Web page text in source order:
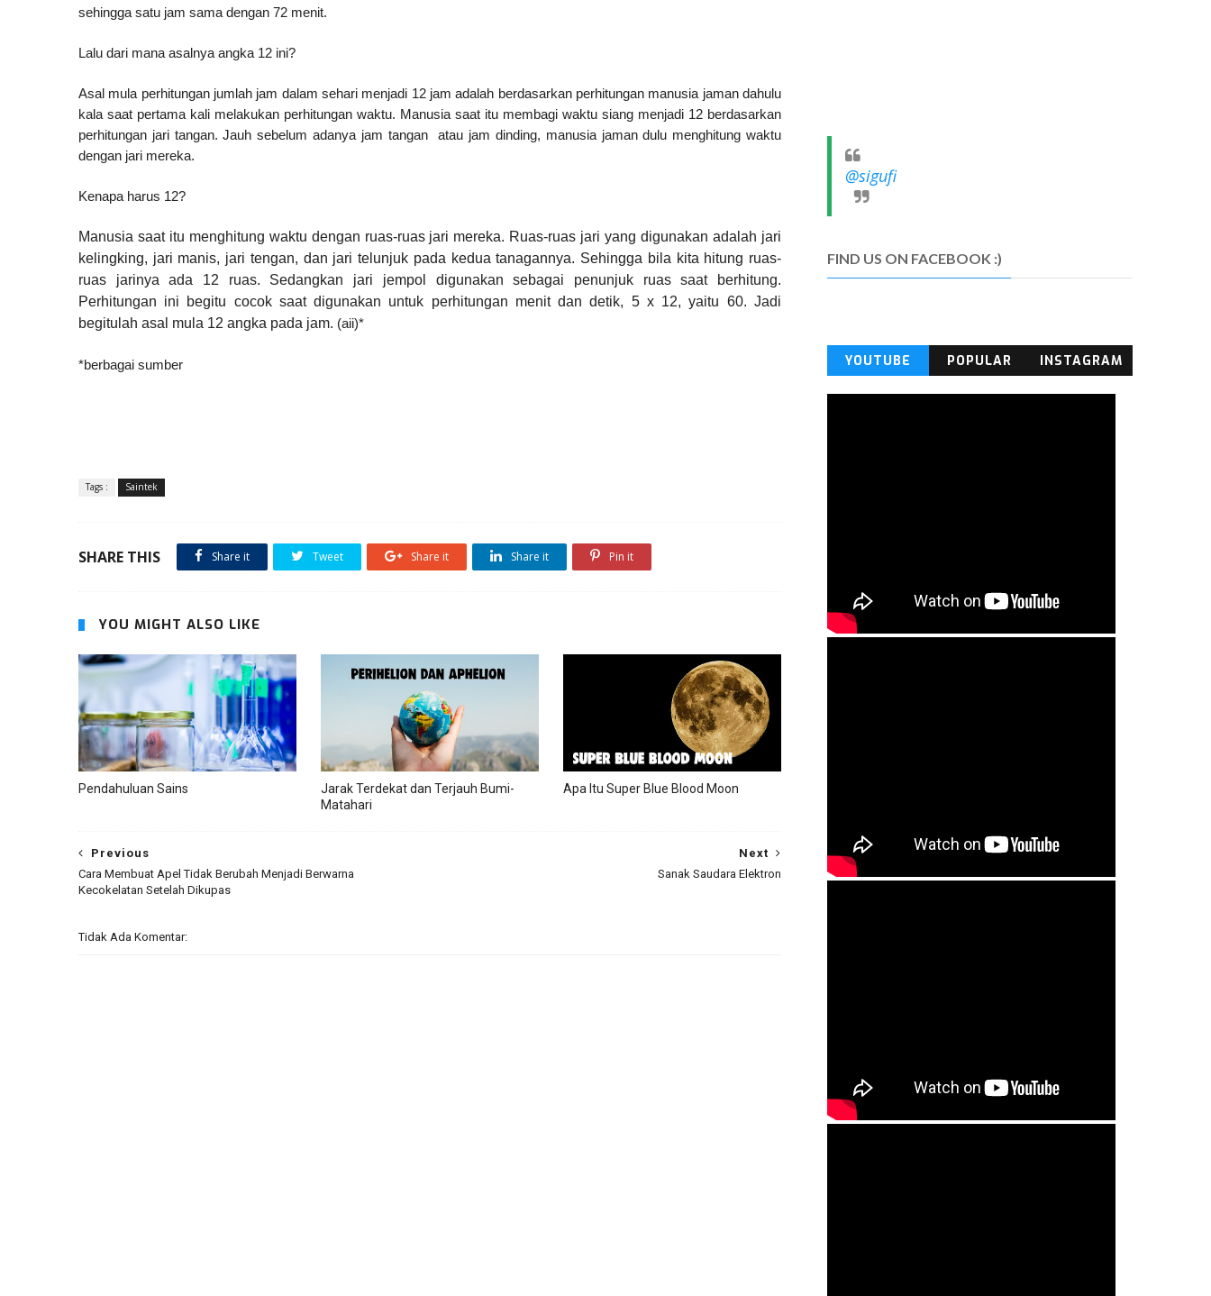
sehingga satu jam sama dengan 72 menit.
Lalu dari mana asalnya angka 12 ini?
Asal mula perhitungan jumlah jam dalam sehari menjadi 12 jam adalah berdasarkan perhitungan manusia jaman dahulu
kala saat pertama kali melakukan perhitungan waktu. Manusia saat itu membagi waktu siang menjadi 12 berdasarkan
perhitungan jari tangan. Jauh sebelum adanya jam tangan
atau jam dinding, manusia jaman dulu menghitung waktu
dengan jari mereka.
Kenapa harus 12?
Manusia saat itu menghitung waktu dengan ruas-ruas jari mereka. Ruas-ruas jari yang digunakan adalah jari
kelingking, jari manis, jari tengan, dan jari telunjuk pada kedua tanagannya. Sehingga bila kita hitung ruas-
ruas jarinya ada 12 ruas. Sedangkan jari jempol digunakan sebagai penunjuk ruas saat berhitung.
Perhitungan ini begitu cocok saat digunakan untuk perhitungan menit dan detik, 5 x 12, yaitu 60. Jadi
begitulah asal mula 12 angka pada jam. (aii)*
*berbagai sumber
Tags : Saintek
SHARE THIS Share it Tweet Share it Share it Pin it
YOU MIGHT ALSO LIKE
Pendahuluan Sains
Jarak Terdekat dan Terjauh Bumi-
Matahari
Apa Itu Super Blue Blood Moon
Next
Sanak Saudara Elektron
Previous
Cara Membuat Apel Tidak Berubah Menjadi Berwarna
Kecokelatan Setelah Dikupas
Tidak Ada Komentar:
@sigufi
FIND US ON FACEBOOK :)
YOUTUBE POPULAR INSTAGRAM